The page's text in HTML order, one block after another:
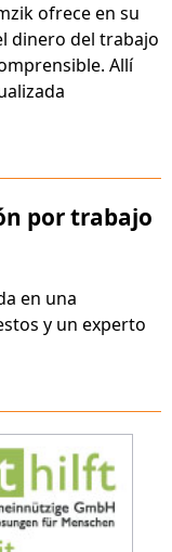
ofrece en su
dinero del trabajo
Allí
por trabajo
en una
y un experto